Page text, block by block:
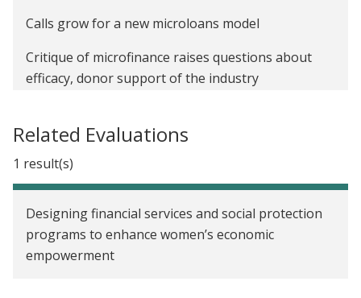
Calls grow for a new microloans model
Critique of microfinance raises questions about
efficacy, donor support of the industry
If you read one thing about microfinance, read this
World Bank Group forum convenes partners to
microcredit
Microcredit doesn't live up to promise of
Related Evaluations
1 result(s)
Designing financial services and social protection
programs to enhance women’s economic
empowerment